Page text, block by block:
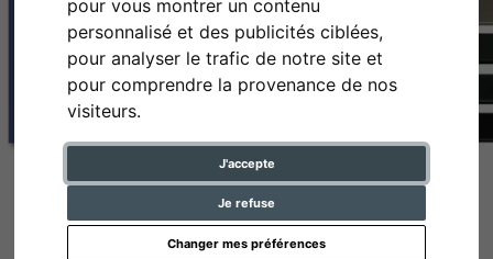
pour vous montrer un contenu
personnalisé et des publicités ciblées,
pour analyser le trafic de notre site et
pour comprendre la provenance de nos
visiteurs.
J'accepte
Je refuse
Changer mes préférences